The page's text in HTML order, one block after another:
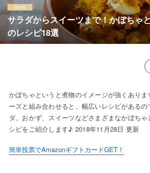
サラダからスイーツまで！かぼちゃ
のレシピ18選
かぼちゃというと煮物のイメージが強くあり
ーズと組み合わせると、幅広いレシピがある
ダ、おかず、スイーツなどさまざまなかぼち
シピをご紹介します♪ 2018年11月28日 更新
簡単投票でAmazonギフトカードGET！